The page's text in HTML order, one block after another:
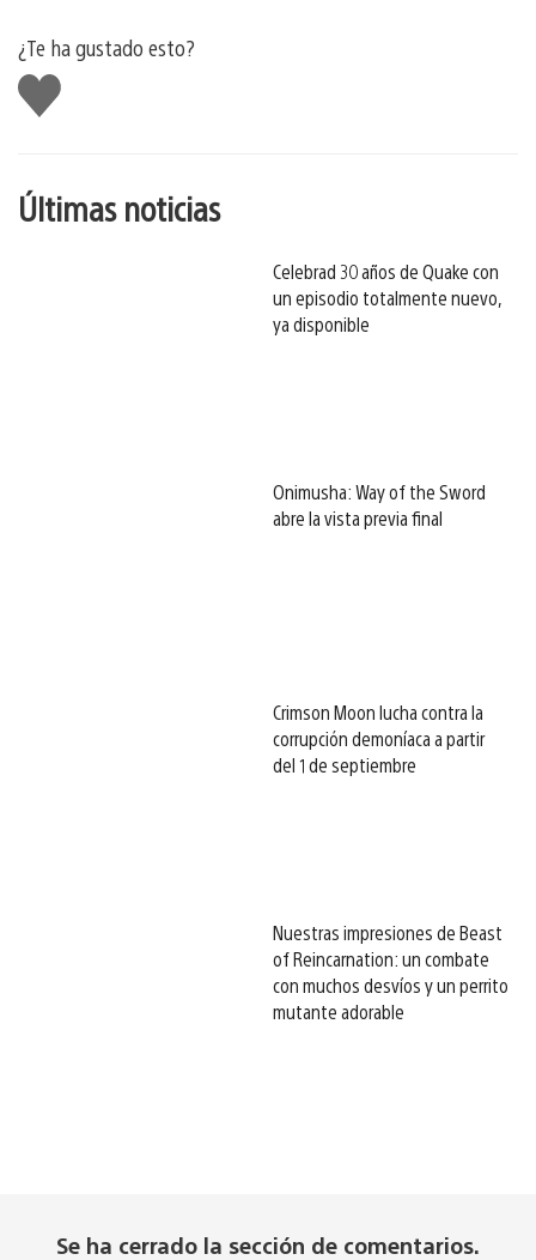
¿Te ha gustado esto?
Me
gusta
Últimas noticias
Celebrad 30 años de Quake con
un episodio totalmente nuevo,
ya disponible
Onimusha: Way of the Sword
abre la vista previa final
Crimson Moon lucha contra la
corrupción demoníaca a partir
del 1 de septiembre
Nuestras impresiones de Beast
of Reincarnation: un combate
con muchos desvíos y un perrito
mutante adorable
Se ha cerrado la sección de comentarios.